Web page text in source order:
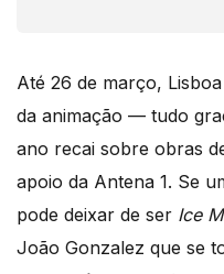
Até 26 de março,
da animação — tudo
ano recai sobre obras
apoio da Antena 1. Se
pode deixar de ser Ice
João Gonzalez que se